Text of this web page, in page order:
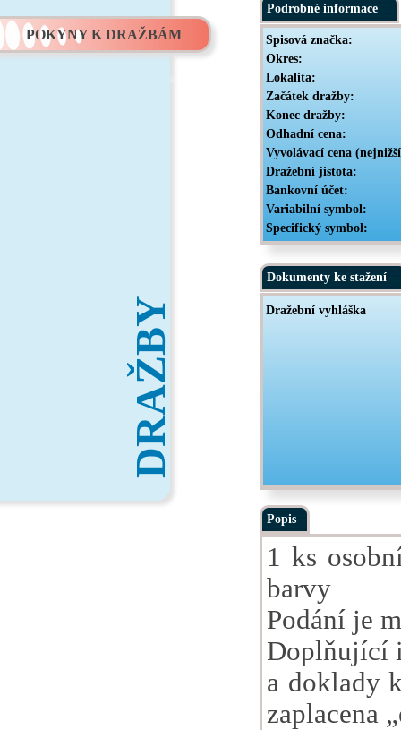
POKYNY K DRAŽBÁM
DRAŽBY
Podrobné informace
Spisová značka:
Okres:
Lokalita:
Začátek dražby:
Konec dražby:
Odhadní cena:
Vyvolávací cena
Dražební jistota:
Bankovní účet:
Variabilní symbol:
Specifický symbol:
Dokumenty ke stažení
Dražební vyhláška
Popis
1 ks
barvy
Podání je
Doplňující
a doklady
zaplacena